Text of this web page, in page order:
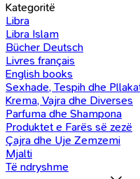
Kategoritë
Libra
Libra Islam
Bücher Deutsch
Livres français
English books
Sexhade, Tespih dhe
Krema, Vajra dhe Diverses
Parfuma dhe Shampona
Produktet e Farës së zezë
Çajra dhe Uje Zemzemi
Mjalti
Të ndryshme